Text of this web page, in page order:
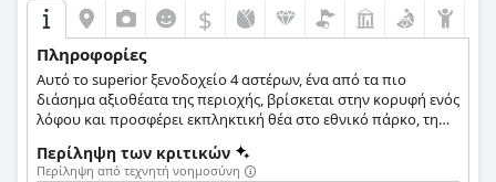
$
Πληροφορίες
Αυτό το superior ξενοδοχείο 4 αστέρων, ένα από τα πιο
διάσημα αξιοθέατα της περιοχής, βρίσκεται στην κορυφή ενός
λόφου και προσφέρει εκπληκτική θέα στο εθνικό πάρκο, τη
Περίληψη των κριτικών
Περίληψη από τεχνητή νοημοσύνη